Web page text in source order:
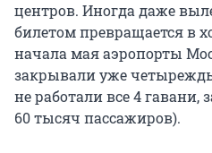
центров. Иногда даже
билетом превращается в
начала мая аэропорты
закрывали уже
не работали все 4 гавани,
60 тысяч пассажиров).